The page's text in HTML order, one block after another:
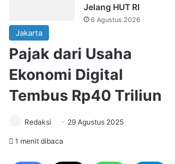
Jelang HUT RI
6 Agustus 2026